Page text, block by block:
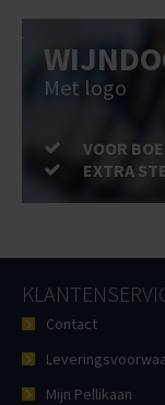
Met logo
VOOR
EXTRA
Contact
Mijn Pellikaan